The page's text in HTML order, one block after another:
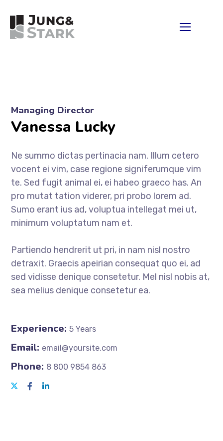
Managing Director
Vanessa Lucky
Ne summo dictas pertinacia nam. Illum cetero
vocent ei vim, case regione signiferumque vim
te. Sed fugit animal ei, ei habeo graeco has. An
pro mutat tation viderer, pri probo lorem ad.
Sumo erant ius ad, voluptua intellegat mei ut,
minimum voluptatum nam et.
Partiendo hendrerit ut pri, in nam nisl nostro
detraxit. Graecis apeirian consequat quo ei, ad
sed vidisse denique consetetur. Mel nisl nobis at,
sea melius denique consetetur ea.
Experience: 5 Years
Email: email@yoursite.com
Phone: 8 800 9854 863